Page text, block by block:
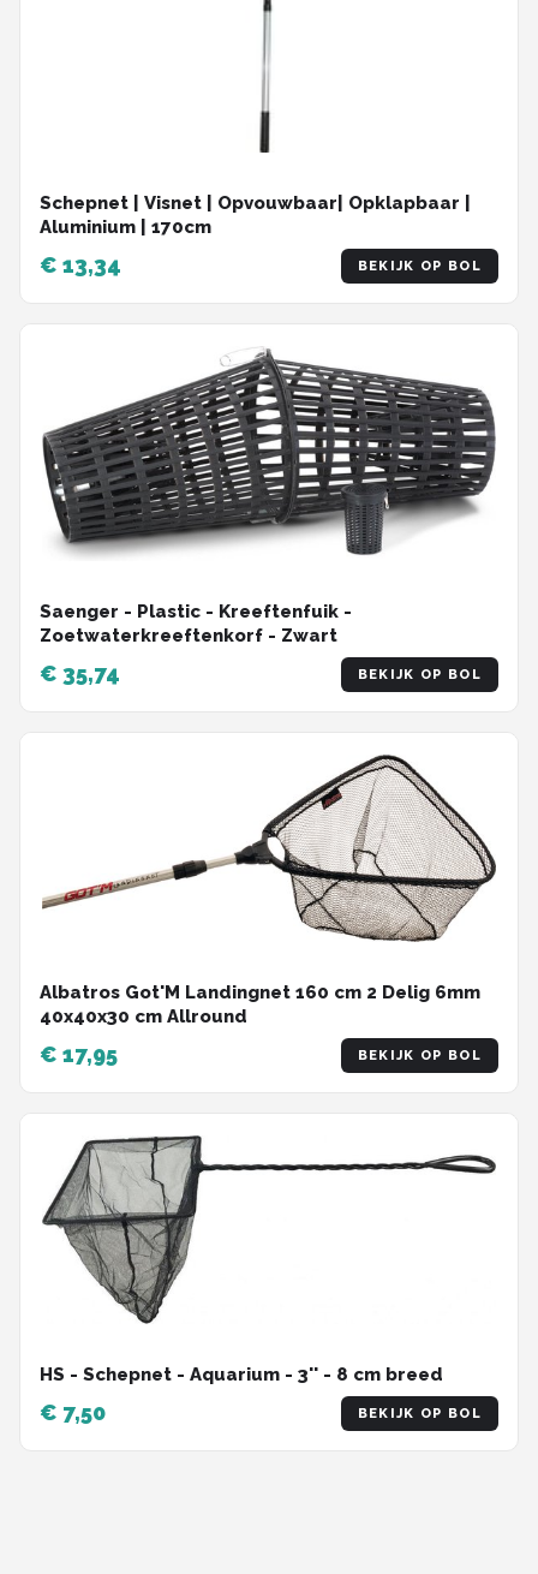
Schepnet | Visnet | Opvouwbaar| Opklapbaar |
Aluminium | 170cm
€ 13,34 BEKIJK OP BOL
Saenger - Plastic - Kreeftenfuik -
Zoetwaterkreeftenkorf - Zwart
€ 35,74 BEKIJK OP BOL
Albatros Got'M Landingnet 160 cm 2 Delig 6mm
40x40x30 cm Allround
€ 17,95 BEKIJK OP BOL
HS - Schepnet - Aquarium - 3'' - 8 cm breed
€ 7,50 BEKIJK OP BOL